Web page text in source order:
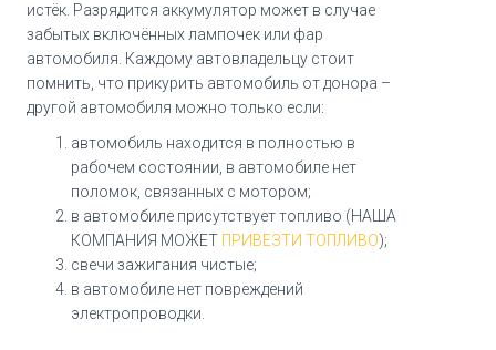
истёк. Разрядится аккумулятор может в случае
забытых включённых лампочек или фар
автомобиля. Каждому автовладельцу стоит
помнить, что прикурить автомобиль от донора –
другой автомобиля можно только если:
автомобиль находится в полностью в
рабочем состоянии, в автомобиле нет
поломок, связанных с мотором;
в автомобиле присутствует топливо (НАША
КОМПАНИЯ МОЖЕТ ПРИВЕЗТИ ТОПЛИВО);
свечи зажигания чистые;
в автомобиле нет повреждений
электропроводки.